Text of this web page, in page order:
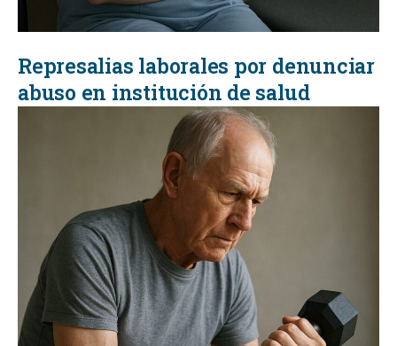
Represalias laborales por denunciar
abuso en institución de salud